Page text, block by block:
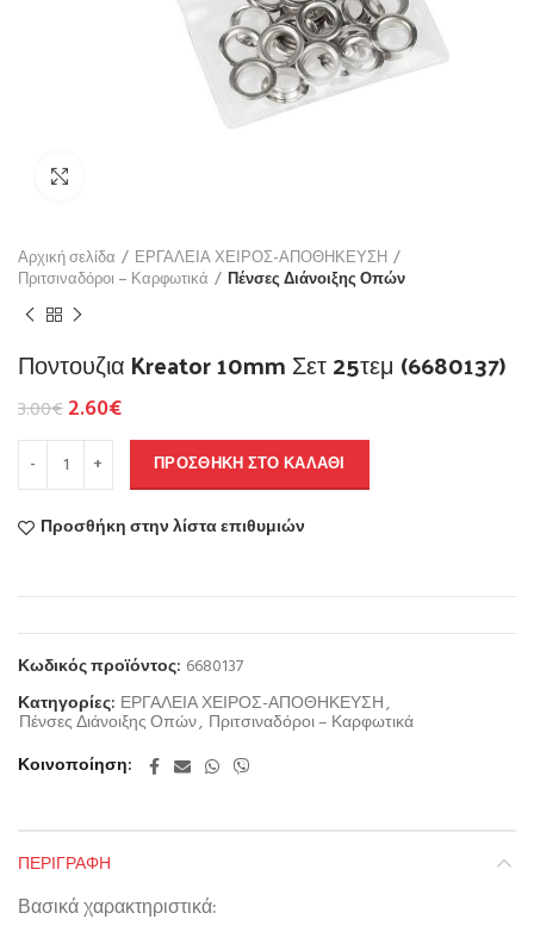
Αρχική σελίδα
ΕΡΓΑΛΕΙΑ ΧΕΙΡΟΣ-ΑΠΟΘΗΚΕΥΣΗ
Πριτσιναδόροι – Καρφωτικά
Πένσες Διάνοιξης Οπών
Ποντουζια Kreator 10mm Σετ 25τεμ (6680137)
3.00€2.60€
ΠΡΟΣΘΉΚΗ ΣΤΟ ΚΑΛΆΘΙ
Προσθήκη στην λίστα επιθυμιών
Κωδικός προϊόντος: 6680137
Κατηγορίες: ΕΡΓΑΛΕΙΑ ΧΕΙΡΟΣ-ΑΠΟΘΗΚΕΥΣΗ,
Πένσες Διάνοιξης Οπών, Πριτσιναδόροι – Καρφωτικά
Κοινοποίηση
ΠΕΡΙΓΡΑΦΉ
Βασικά χαρακτηριστικά: